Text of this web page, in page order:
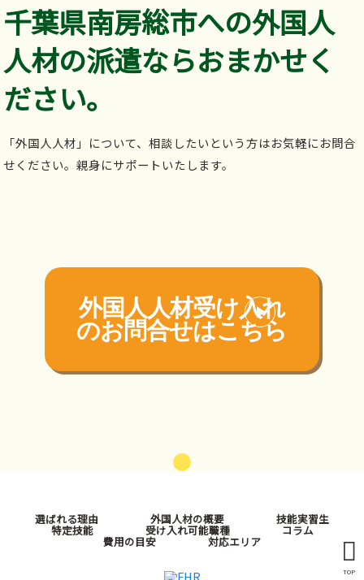
千葉県南房総市への外国人
人材の派遣ならおまかせく
ださい。
「外国人人材」について、相談したいという方はお気軽にお問合
せください。親身にサポートいたします。
外国人人材受け入れ
のお問合せはこちら
TOP
選ばれる理由 外国人材の概要 技能実習生
特定技能 受け入れ可能職種 コラム
費用の目安 対応エリア